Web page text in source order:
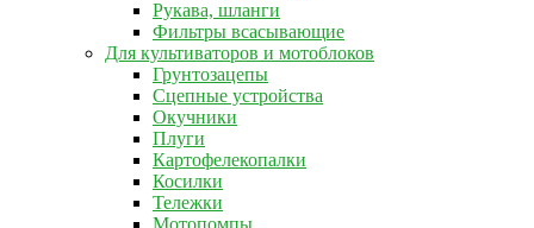
Рукава, шланги
Фильтры всасывающие
Для культиваторов и мотоблоков
Грунтозацепы
Сцепные устройства
Окучники
Плуги
Картофелекопалки
Косилки
Тележки